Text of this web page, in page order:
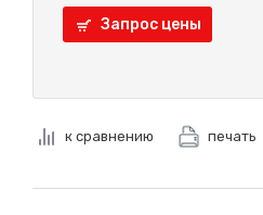
Запрос цены
к сравнению печать